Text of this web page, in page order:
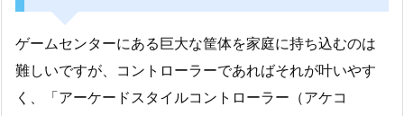
ゲームセンターにある巨大な筐体を家庭に持ち込むのは
難しいですが、コントローラーであればそれが叶いやす
く、「アーケードスタイルコントローラー（アケコ